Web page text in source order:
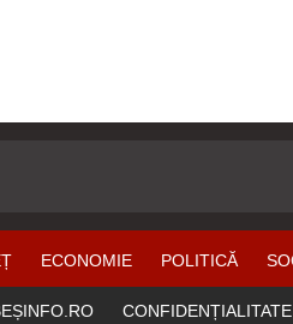
ECONOMIE POLITICĂ